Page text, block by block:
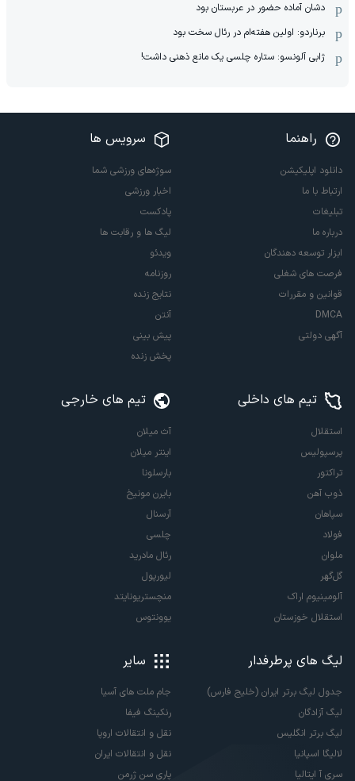
دشان آماده حضور در عربستان بود
برناردو: اولین هفته‌ام در رئال سخت بود
ژابی آلونسو: ستاره چلسی یک مانع ذهنی داشت!
راهنما
دانلود اپلیکیشن
ارتباط با ما
تبلیغات
درباره ما
ابزار توسعه دهندگان
فرصت های شغلی
قوانین و مقررات
DMCA
آگهی دولتی
سرویس ها
سوژه‌های ورزشی شما
اخبار ورزشی
پادکست
لیگ ها و رقابت ها
ویدئو
روزنامه
نتایج زنده
آنتن
پیش بینی
پخش زنده
تیم های داخلی
استقلال
پرسپولیس
تراکتور
ذوب آهن
سپاهان
فولاد
ملوان
گل‌گهر
آلومینیوم اراک
استقلال خوزستان
تیم های خارجی
آث میلان
اینتر میلان
بارسلونا
بایرن مونیخ
آرسنال
چلسی
رئال مادرید
لیورپول
منچستریونایتد
یوونتوس
لیگ های پرطرفدار
جدول لیگ برتر ایران (خلیج فارس)
لیگ آزادگان
لیگ برتر انگلیس
لالیگا اسپانیا
سری آ ایتالیا
سایر
جام ملت های آسیا
رنکینگ فیفا
نقل و انتقالات اروپا
نقل و انتقالات ایران
پاری سن ژرمن